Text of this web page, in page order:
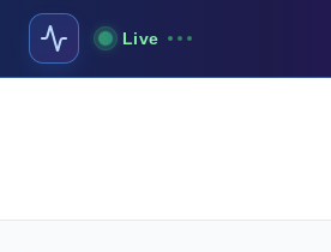
Live